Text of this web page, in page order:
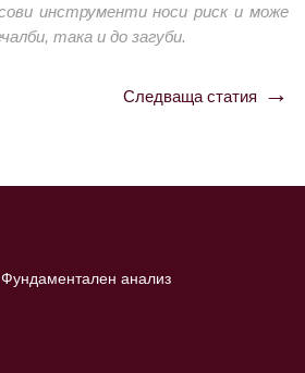
инструменти носи риск и може
така и до загуби.
Следваща статия
Фундаментален анализ